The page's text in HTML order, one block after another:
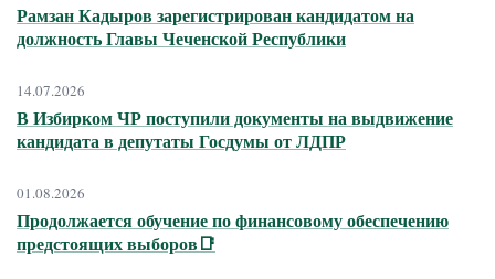
Рамзан Кадыров зарегистрирован кандидатом на
должность Главы Чеченской Республики
14.07.2026
В Избирком ЧР поступили документы на выдвижение
кандидата в депутаты Госдумы от ЛДПР
01.08.2026
Продолжается обучение по финансовому обеспечению
предстоящих выборов📑